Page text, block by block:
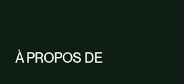
À PROPOS DE